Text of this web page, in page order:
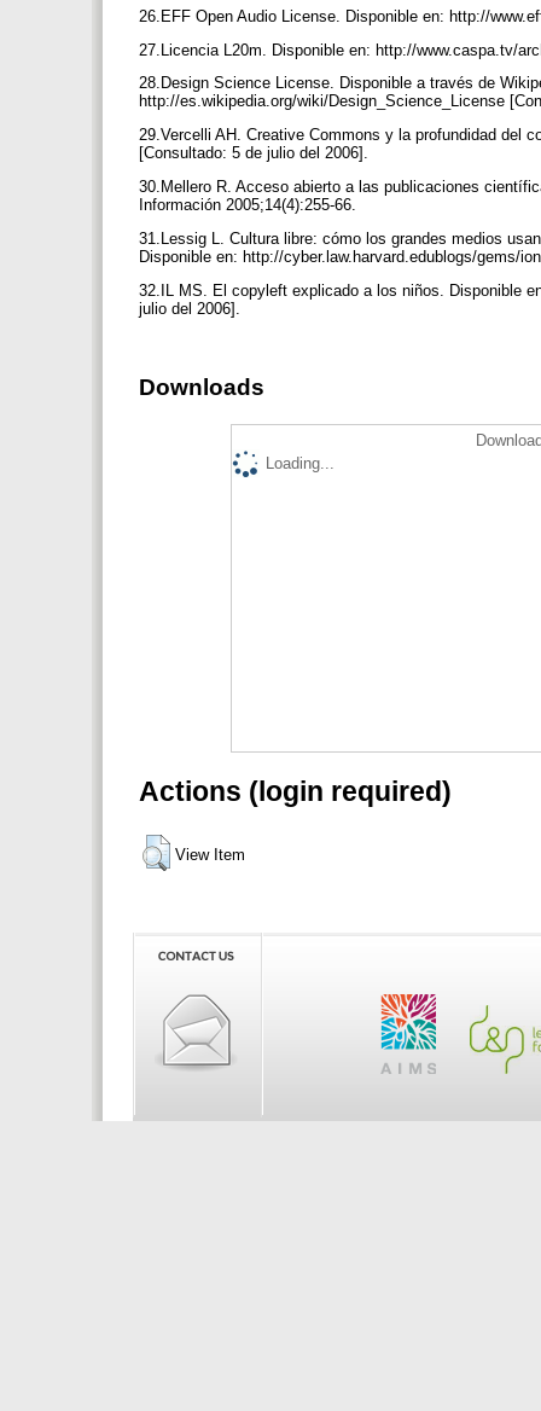
26.EFF Open Audio License. Disponible en: http://
27.Licencia L20m. Disponible en: http://www.caspa.tv/
28.Design Science License. Disponible a través de
http://es.wikipedia.org/wiki/Design_Science_License
29.Vercelli AH. Creative Commons y la profundidad del
[Consultado: 5 de julio del 2006].
30.Mellero R. Acceso abierto a las publicaciones
Información 2005;14(4):255-66.
31.Lessig L. Cultura libre: cómo los grandes medios
Disponible en: http://cyber.law.harvard.edublogs/gems/
32.IL MS. El copyleft explicado a los niños. Disponible
julio del 2006].
Downloads
Loading...
Actions (login required)
View Item